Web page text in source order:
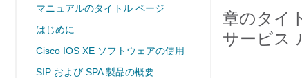
マニュアルのタイトル ページ
はじめに
Cisco IOS XE ソフトウェアの使用
SIP および SPA 製品の概要
章のタイ
サービス